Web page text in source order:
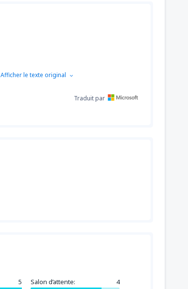
Afficher le texte original
Traduit par
5 Salon d’attente: 4